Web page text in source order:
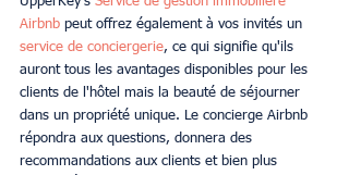
Airbnb peut offrez également à vos invités un
service de conciergerie, ce qui signifie qu'ils
auront tous les avantages disponibles pour les
clients de l'hôtel mais la beauté de séjourner
dans un propriété unique. Le concierge Airbnb
répondra aux questions, donnera des
recommandations aux clients et bien plus